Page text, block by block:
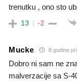
trenutku , ono sto
13 -2
Mucke 8 godine
Dobro ni sam ne
malverzacije sa S-